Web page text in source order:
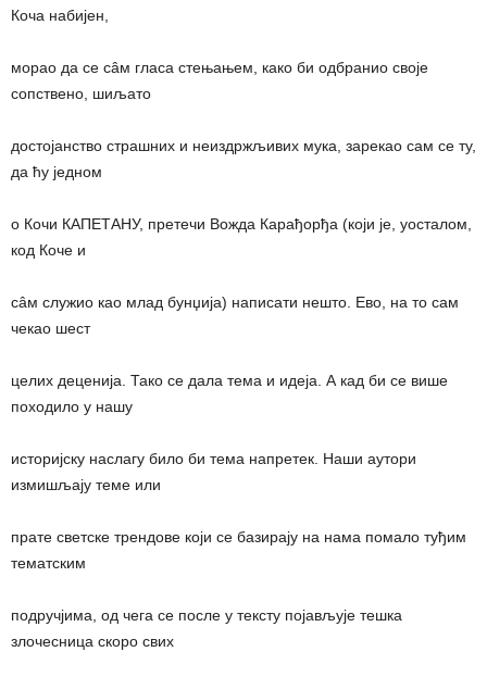
Коча набијен,
морао да се сâм гласа стењањем, како би одбранио своје
сопствено, шиљато
достојанство страшних и неиздржљивих мука, зарекао сам се ту,
да ћу једном
о Кочи КАПЕТАНУ, претечи Вожда Карађорђа (који је, уосталом,
код Коче и
сâм служио као млад бунџија) написати нешто. Ево, на то сам
чекао шест
целих деценија. Тако се дала тема и идеја. А кад би се више
походило у нашу
историјску наслагу било би тема напретек. Наши аутори
измишљају теме или
прате светске трендове који се базирају на нама помало туђим
тематским
подручјима, од чега се после у тексту појављује тешка
злочесница скоро свих